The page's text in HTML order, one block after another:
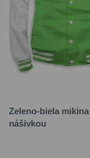
Zeleno-biela
nášivkou